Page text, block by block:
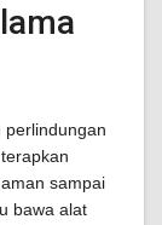
perlindungan
sampai
bawa alat